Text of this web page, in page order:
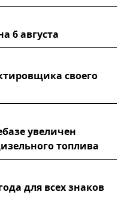
6 августа
своего
увеличен
топлива
для всех знаков